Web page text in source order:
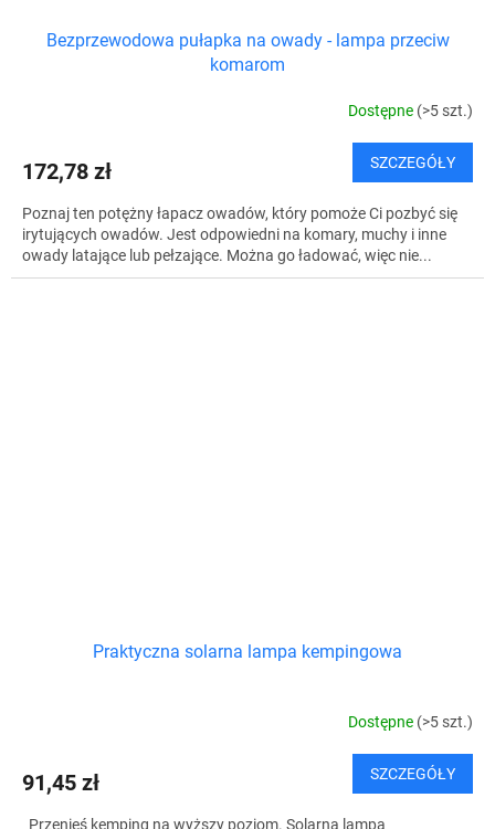
Bezprzewodowa pułapka na owady - lampa przeciw
komarom
Dostępne (>5 szt.)
172,78 zł SZCZEGÓŁY
Poznaj ten potężny łapacz owadów, który pomoże Ci pozbyć się
irytujących owadów. Jest odpowiedni na komary, muchy i inne
owady latające lub pełzające. Można go ładować, więc nie...
Praktyczna solarna lampa kempingowa
Dostępne (>5 szt.)
91,45 zł SZCZEGÓŁY
Przenieś kemping na wyższy poziom. Solarna lampa